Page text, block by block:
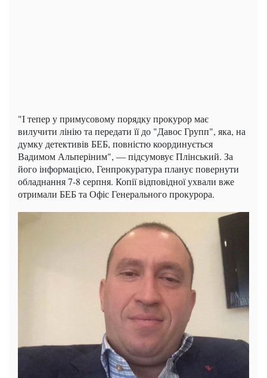
"І тепер у примусовому порядку прокурор має
вилучити лінію та передати її до "Давос Групп", яка, на
думку детективів БЕБ, повністю координується
Вадимом Альперіним", — підсумовує Плінський. За
його інформацією, Генпрокуратура планує повернути
обладнання 7-8 серпня. Копії відповідної ухвали вже
отримали БЕБ та Офіс Генерального прокурора.